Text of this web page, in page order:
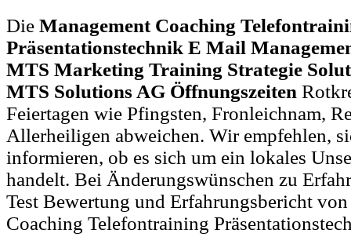
Die Management Coaching
Präsentationstechnik E Mail
MTS Marketing Training Strategie
MTS Solutions AG Öffnungszeiten
Feiertagen wie Pfingsten, Fronleichnam,
Allerheiligen abweichen. Wir empfehlen,
informieren, ob es sich um ein lokales
handelt. Bei Änderungswünschen zu
Test Bewertung und Erfahrungsbericht
Coaching Telefontraining